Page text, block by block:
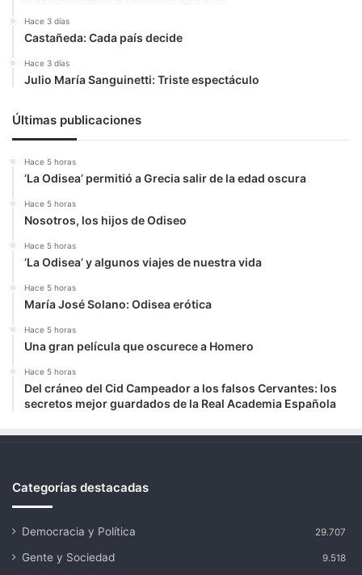
Hace 3 días
Castañeda: Cada país decide
Hace 3 días
Julio María Sanguinetti: Triste espectáculo
Últimas publicaciones
Hace 5 horas
‘La Odisea’ permitió a Grecia salir de la edad oscura
Hace 5 horas
Nosotros, los hijos de Odiseo
Hace 5 horas
‘La Odisea’ y algunos viajes de nuestra vida
Hace 5 horas
María José Solano: Odisea erótica
Hace 5 horas
Una gran película que oscurece a Homero
Hace 5 horas
Del cráneo del Cid Campeador a los falsos Cervantes: los
secretos mejor guardados de la Real Academia Española
Categorías destacadas
Democracia y Política 29.707
Gente y Sociedad 9.518